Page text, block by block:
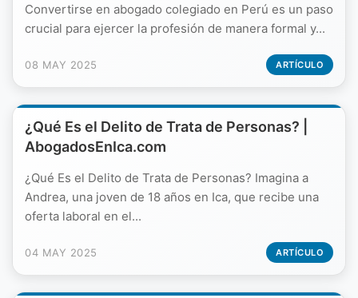
Convertirse en abogado colegiado en Perú es un paso
crucial para ejercer la profesión de manera formal y...
08 MAY 2025 ARTÍCULO
¿Qué Es el Delito de Trata de Personas? |
AbogadosEnIca.com
¿Qué Es el Delito de Trata de Personas? Imagina a
Andrea, una joven de 18 años en Ica, que recibe una
oferta laboral en el...
04 MAY 2025 ARTÍCULO